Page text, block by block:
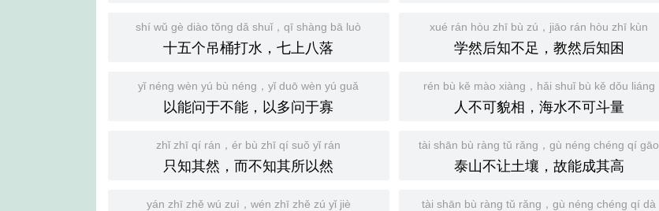
shí wǔ gè diào tǒng dǎ shuǐ，qī shàng bā luò
十五个吊桶打水，七上八落
xué rán hòu zhī bù zú，jiāo rán hòu zhī kùn
学然后知不足，教然后知困
yǐ néng wèn yú bù néng，yǐ duō wèn yú guǎ
以能问于不能，以多问于寡
rén bù kě mào xiàng，hǎi shuǐ bù kě dǒu liáng
人不可貌相，海水不可斗量
zhǐ zhī qí rán，ér bù zhī qí suǒ yǐ rán
只知其然，而不知其所以然
tài shān bù ràng tǔ rǎng，gù néng chéng qí gāo
泰山不让土壤，故能成其高
yán zhī zhě wú zuì，wén zhī zhě zú yǐ jiè tài shān bù ràng tǔ rǎng，gù néng chéng qí dà